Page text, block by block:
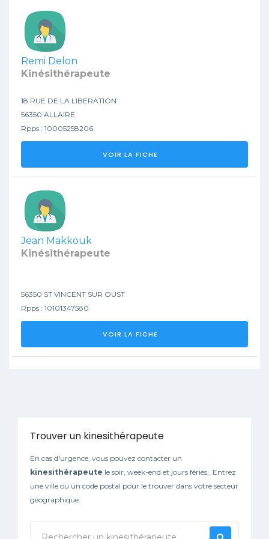
Remi Delon
Kinésithérapeute
18 RUE DE LA LIBERATION
56350 ALLAIRE
Rpps : 10005258206
VOIR LA FICHE
Jean Makkouk
Kinésithérapeute
56350 ST VINCENT SUR OUST
Rpps : 10101347580
VOIR LA FICHE
Trouver un kinesithérapeute
En cas d'urgence, vous pouvez contacter un
kinesithérapeute le soir, week-end et jours fériés,. Entrez
une ville ou un code postal pour le trouver dans votre secteur
géographique.